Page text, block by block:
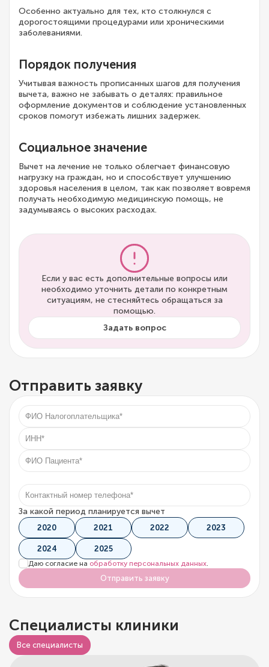
Особенно актуально для тех, кто столкнулся с
дорогостоящими процедурами или хроническими
заболеваниями.
Порядок получения
Учитывая важность прописанных шагов для получения
вычета, важно не забывать о деталях: правильное
оформление документов и соблюдение установленных
сроков помогут избежать лишних задержек.
Социальное значение
Вычет на лечение не только облегчает финансовую
нагрузку на граждан, но и способствует улучшению
здоровья населения в целом, так как позволяет вовремя
получать необходимую медицинскую помощь, не
задумываясь о высоких расходах.
Если у вас есть дополнительные вопросы или
необходимо уточнить детали по конкретным
ситуациям, не стесняйтесь обращаться за
помощью.
Задать вопрос
Отправить заявку
За какой период планируется вычет
2020 2021 2022 2023
2024 2025
Даю согласие на обработку персональных данных.
Отправить заявку
Специалисты клиники
Все специалисты